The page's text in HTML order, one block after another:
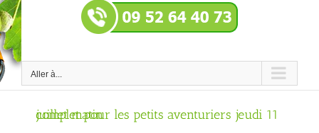
Aller à...
complet pour les petits aventuriers jeudi 11 juillet matin